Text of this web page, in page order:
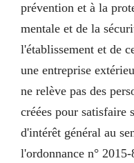
prévention et à la
mentale et de la
l'établissement et de
une entreprise
ne relève pas des
créées pour satisfaire
d'intérêt général au
l'ordonnance n°